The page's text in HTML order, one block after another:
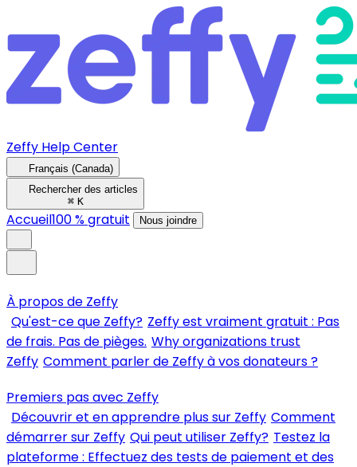
Zeffy Help Center
Français (Canada)
Rechercher des articles
⌘ K
Accueil100 % gratuit Nous joindre
À propos de Zeffy
Qu'est-ce que Zeffy? Zeffy est vraiment gratuit : Pas
de frais. Pas de pièges. Why organizations trust
Zeffy Comment parler de Zeffy à vos donateurs ?
Premiers pas avec Zeffy
Découvrir et en apprendre plus sur Zeffy Comment
démarrer sur Zeffy Qui peut utiliser Zeffy? Testez la
plateforme : Effectuez des tests de paiement et des